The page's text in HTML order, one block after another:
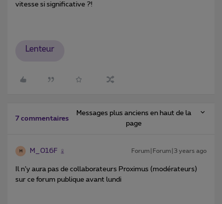
vitesse si significative ?!
Lenteur
7 commentaires
Messages plus anciens en haut de la
page
M M_016F Forum|Forum|3 years ago
Il n’y aura pas de collaborateurs Proximus (modérateurs)
sur ce forum publique avant lundi